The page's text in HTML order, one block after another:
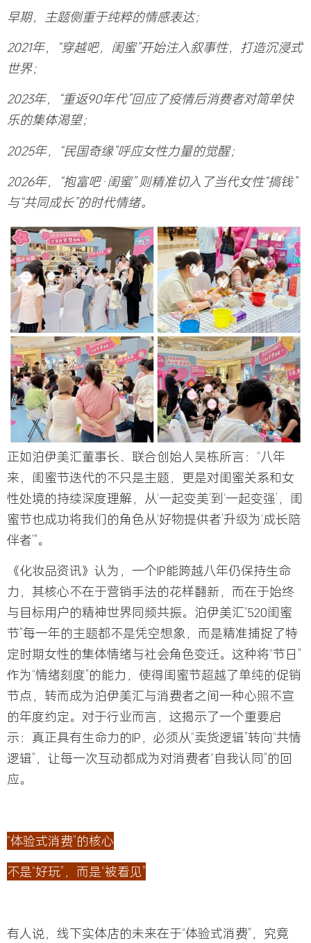
早期，主题侧重于纯粹的情感表达；
2021年，“穿越吧，闺蜜”开始注入叙事性，打造沉浸式
世界；
2023年，“重返90年代”回应了疫情后消费者对简单快
乐的集体渴望；
2025年，“民国奇缘”呼应女性力量的觉醒；
2026年，“抱富吧·闺蜜” 则精准切入了当代女性“搞钱”
与“共同成长”的时代情绪。
正如泊伊美汇董事长、联合创始人吴栋所言：“八年
来，闺蜜节迭代的不只是主题，更是对闺蜜关系和女
性处境的持续深度理解，从‘一起变美’到‘一起变强’，闺
蜜节也成功将我们的角色从‘好物提供者’升级为‘成长陪
伴者’”。
《化妆品资讯》认为，一个IP能跨越八年仍保持生命
力，其核心不在于营销手法的花样翻新，而在于始终
与目标用户的精神世界同频共振。 泊伊美汇“520闺蜜
节”每一年的主题都不是凭空想象，而是精准捕捉了特
定时期女性的集体情绪与社会角色变迁。 这种将“节日”
作为“情绪刻度”的能力，使得闺蜜节超越了单纯的促销
节点，转而成为泊伊美汇与消费者之间一种心照不宣
的年度约定。对于行业而言，这揭示了一个重要启
示： 真正具有生命力的IP，必须从“卖货逻辑”转向“共情
逻辑”，让每一次互动都成为对消费者“自我认同”的回
应。
“体验式消费”的核心
不是“好玩”，而是“被看见”
有人说，线下实体店的未来在于“体验式消费”，究竟